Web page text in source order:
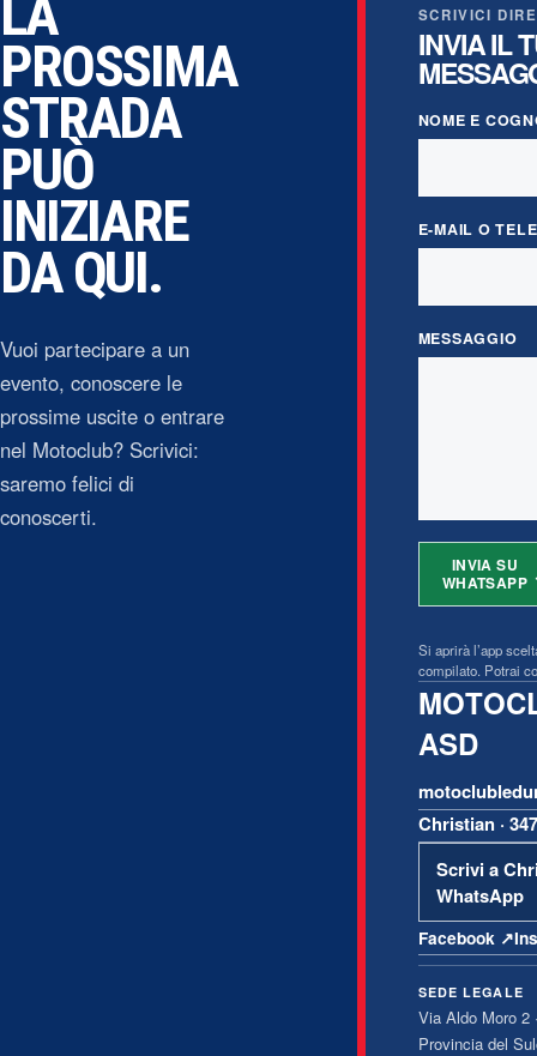
LA
PROSSIMA
STRADA
PUÒ
INIZIARE
DA QUI.
Vuoi partecipare a un
evento, conoscere le
prossime uscite o entrare
nel Motoclub? Scrivici:
saremo felici di
conoscerti.
SCRIVICI
INVIA IL
NOME E
E-MAIL O
MESSAGGIO
INVIA SU
WHATSAPP
Si aprirà l’app
compilato. Potrai
ASD
Christian ·
Scrivi a
WhatsApp
Facebook ↗
SEDE LEGALE
Via Aldo Moro 2
Provincia del